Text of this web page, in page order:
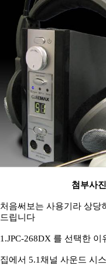
첨부사
처음써보는 사용기라 상당
드립니다
1.JPC-268DX 를 선택한 이
집에서 5.1채널 사운드 시